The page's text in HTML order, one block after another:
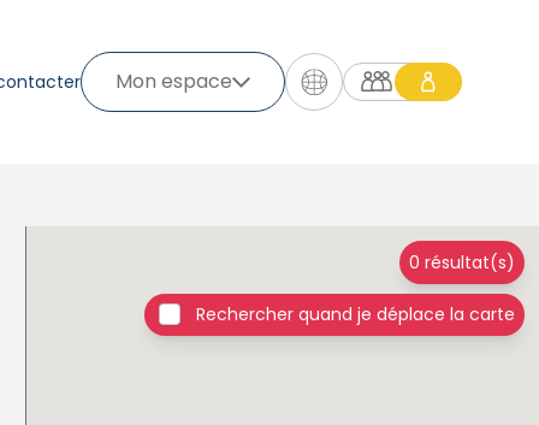
Mon espace
0 résultat(s)
Rechercher quand je déplace la carte